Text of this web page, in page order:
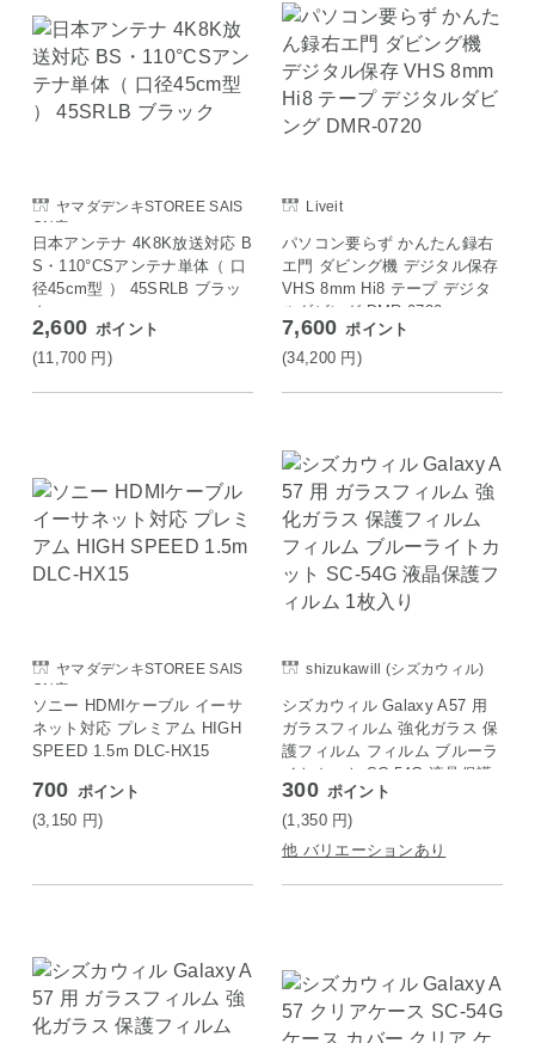
ヤマダデンキSTOREE SAIS
ON店
日本アンテナ 4K8K放送対応 B
S・110°CSアンテナ単体（ 口
径45cm型 ） 45SRLB ブラッ
ク
2,600 ポイント
(11,700 円)
Liveit
パソコン要らず かんたん録右
エ門 ダビング機 デジタル保存
VHS 8mm Hi8 テープ デジタ
ルダビング DMR-0720
7,600 ポイント
(34,200 円)
ヤマダデンキSTOREE SAIS
ON店
ソニー HDMIケーブル イーサ
ネット対応 プレミアム HIGH
SPEED 1.5m DLC-HX15
700 ポイント
(3,150 円)
shizukawill (シズカウィル)
シズカウィル Galaxy A57 用
ガラスフィルム 強化ガラス 保
護フィルム フィルム ブルーラ
イトカット SC-54G 液晶保護
フィルム 1枚入り
300 ポイント
(1,350 円)
他 バリエーションあり